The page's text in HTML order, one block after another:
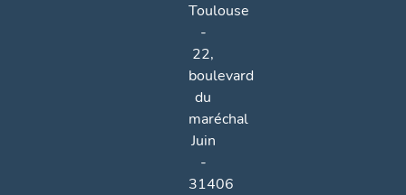
Toulouse
-
22,
boulevard
du
maréchal
Juin
-
31406